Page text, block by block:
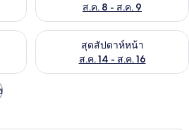
ส.ค. 8 - ส.ค. 9
นสุดสัปดาห์นี้ ส.ค. 7 - ส.ค. 9
สุดสัปดาห์หน้า
ส.ค. 14 - ส.ค. 16
ตรวจสอบจำนวนห้องพักว่างใน